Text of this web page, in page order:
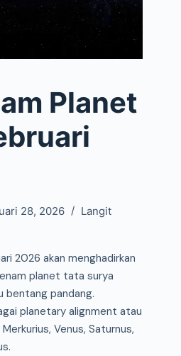
Planet
28, 2026 Langit
2026 akan menghadirkan
planet tata surya
bentang pandang.
planetary alignment atau
Venus, Saturnus,